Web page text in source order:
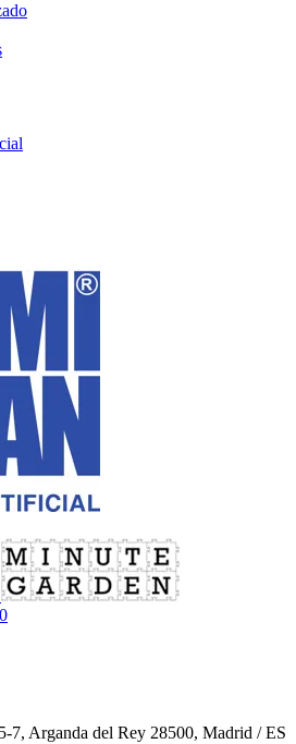
7, Arganda del Rey 28500, Madrid / ES